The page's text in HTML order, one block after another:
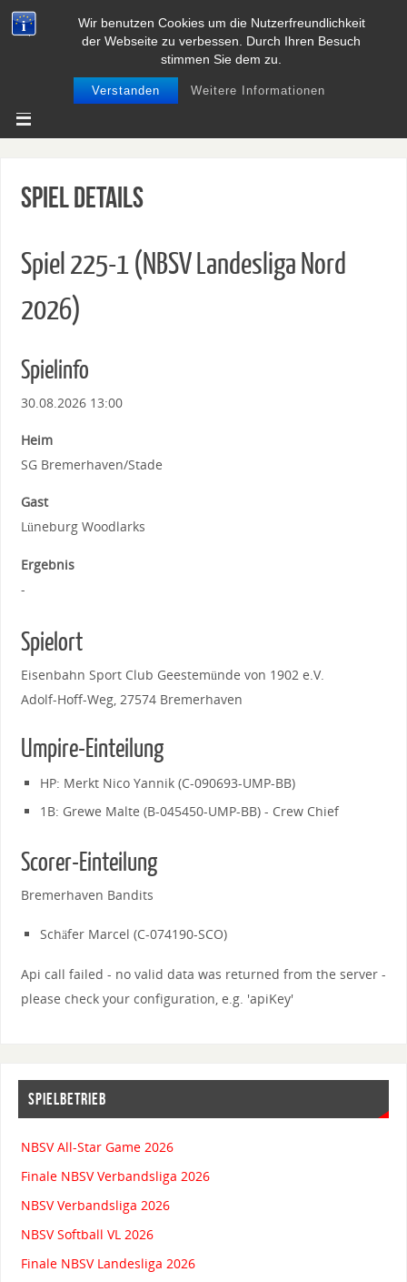
Wir benutzen Cookies um die Nutzerfreundlichkeit
der Webseite zu verbessen. Durch Ihren Besuch
stimmen Sie dem zu.
Verstanden Weitere Informationen
BASEBALL UND SOFTBALL IN
NIEDERSACHSEN
Spiel Details
Spiel 225-1 (NBSV Landesliga Nord
2026)
Spielinfo
30.08.2026 13:00
Heim
SG Bremerhaven/Stade
Gast
Lüneburg Woodlarks
Ergebnis
-
Spielort
Eisenbahn Sport Club Geestemünde von 1902 e.V.
Adolf-Hoff-Weg, 27574 Bremerhaven
Umpire-Einteilung
HP: Merkt Nico Yannik (C-090693-UMP-BB)
1B: Grewe Malte (B-045450-UMP-BB) - Crew Chief
Scorer-Einteilung
Bremerhaven Bandits
Schäfer Marcel (C-074190-SCO)
Api call failed - no valid data was returned from the server -
please check your configuration, e.g. 'apiKey'
SPIELBETRIEB
NBSV All-Star Game 2026
Finale NBSV Verbandsliga 2026
NBSV Verbandsliga 2026
NBSV Softball VL 2026
Finale NBSV Landesliga 2026